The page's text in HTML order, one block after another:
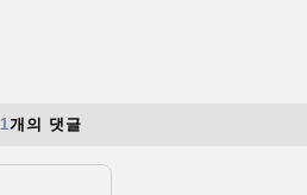
1개의 댓글